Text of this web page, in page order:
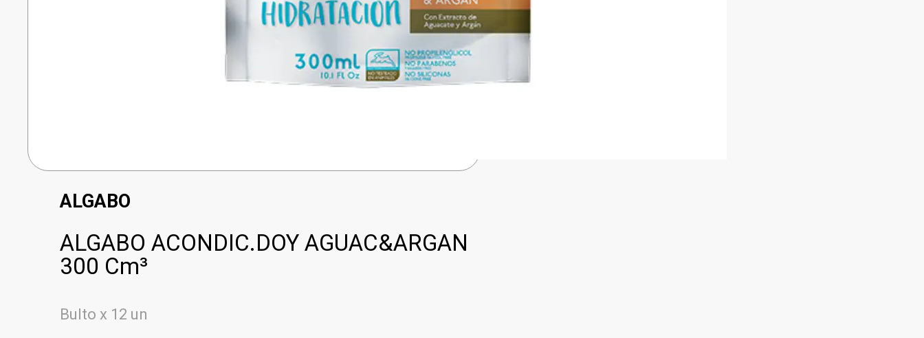
ALGABO
ALGABO ACONDIC.DOY AGUAC&ARGAN
300 Cm³
Bulto x 12 un